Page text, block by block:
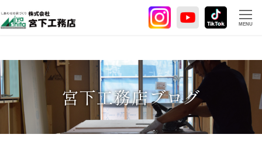
イ
ン
テ
ン
ツ
へ
移
MENU
宮下工務店ブログ